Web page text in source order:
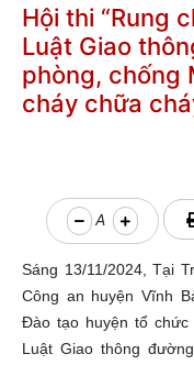
Hội thi “Rung
Luật Giao
phòng, chống
cháy chữa
A
Sáng 13/11/2024, Tại
Công an huyện Vĩnh
Đào tạo huyện tổ chức
Luật Giao thông